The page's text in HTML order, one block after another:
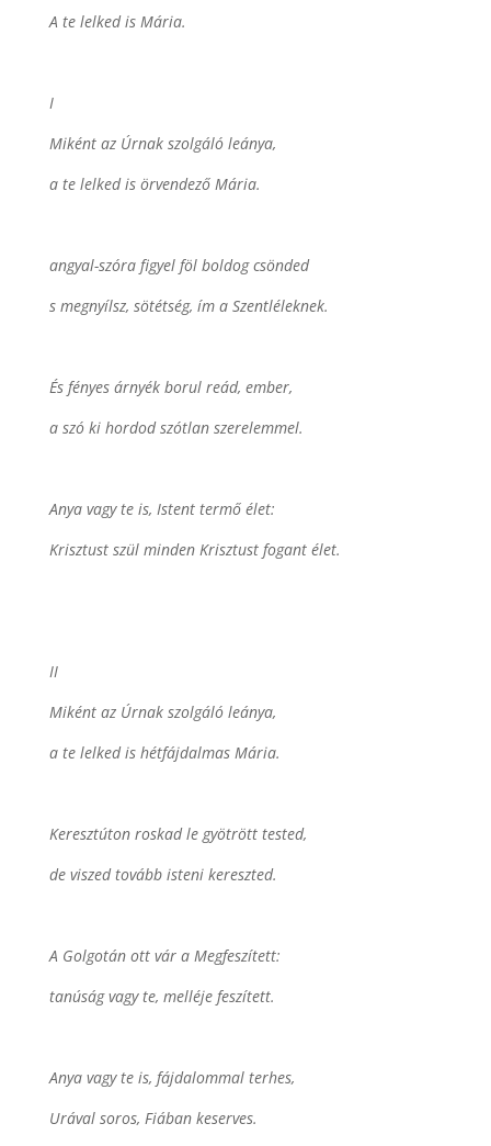
A te lelked is Mária.
I
Miként az Úrnak szolgáló leánya,
a te lelked is örvendező Mária.
angyal-szóra figyel föl boldog csönded
s megnyílsz, sötétség, ím a Szentléleknek.
És fényes árnyék borul reád, ember,
a szó ki hordod szótlan szerelemmel.
Anya vagy te is, Istent termő élet:
Krisztust szül minden Krisztust fogant élet.
II
Miként az Úrnak szolgáló leánya,
a te lelked is hétfájdalmas Mária.
Keresztúton roskad le gyötrött tested,
de viszed tovább isteni kereszted.
A Golgotán ott vár a Megfeszített:
tanúság vagy te, melléje feszített.
Anya vagy te is, fájdalommal terhes,
Urával soros, Fiában keserves.